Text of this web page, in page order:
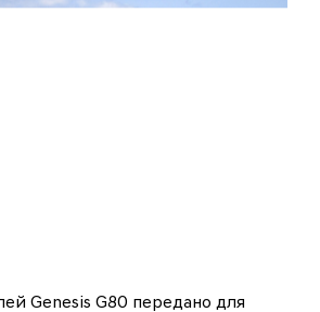
Genesis G80 передано для